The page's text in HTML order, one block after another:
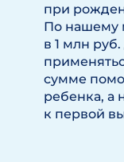
при
По нашему
в 1 млн
сумме
ребенка, а
к первой